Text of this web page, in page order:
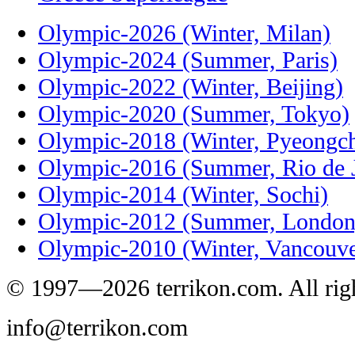
Olympic-2026 (Winter, Milan)
Olympic-2024 (Summer, Paris)
Olympic-2022 (Winter, Beijing)
Olympic-2020 (Summer, Tokyo)
Olympic-2018 (Winter,
Olympic-2016 (Summer, Rio de
Olympic-2014 (Winter, Sochi)
Olympic-2012 (Summer,
Olympic-2010 (Winter,
© 1997—2026 terrikon.com. All
info@terrikon.com